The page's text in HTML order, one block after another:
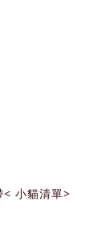
小貓清單>